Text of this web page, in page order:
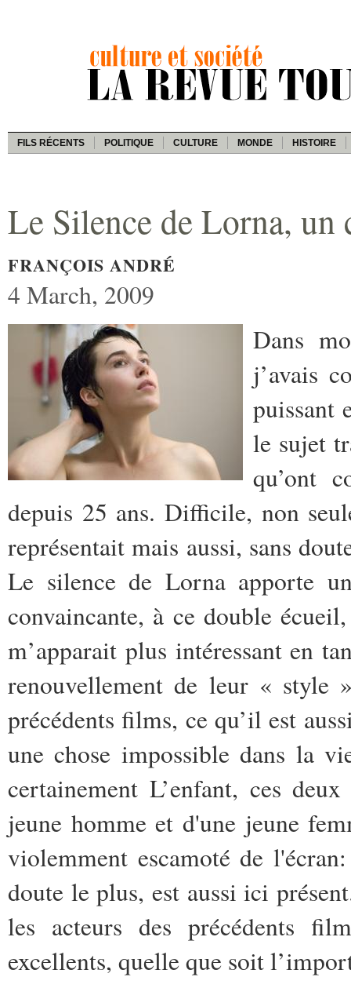
FILS RÉCENTS POLITIQUE CULTURE MONDE HISTOIRE
Le Silence de Lorna, un
FRANÇOIS ANDRÉ
4 March, 2009
Dans
j’avais
puissant
le sujet
qu’ont
depuis 25 ans. Difficile, non
représentait mais aussi, sans
Le silence de Lorna apporte
convaincante, à ce double
m’apparait plus intéressant en
renouvellement de leur « style
précédents films, ce qu’il est
une chose impossible dans la
certainement L’enfant, ces
jeune homme et d'une jeune
violemment escamoté de
doute le plus, est aussi ici
les acteurs des précédents
excellents, quelle que soit